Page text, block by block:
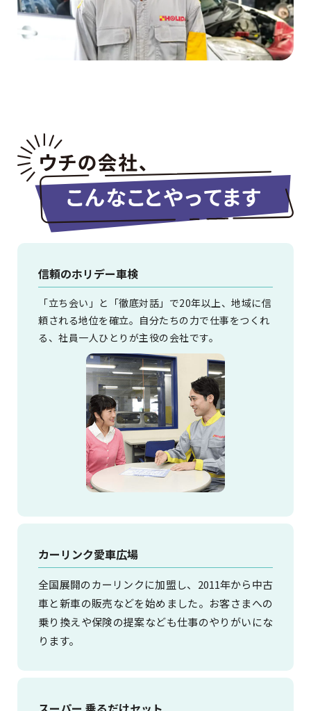
信頼のホリデー車検
「立ち会い」と「徹底対話」で20年以上、地域に信
頼される地位を確立。自分たちの力で仕事をつくれ
る、社員一人ひとりが主役の会社です。
カーリンク愛車広場
全国展開のカーリンクに加盟し、2011年から中古
車と新車の販売などを始めました。お客さまへの
乗り換えや保険の提案なども仕事のやりがいにな
ります。